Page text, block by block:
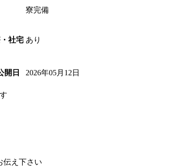
寮完備
社宅 あり
開日 2026年05月12日
伝え下さい